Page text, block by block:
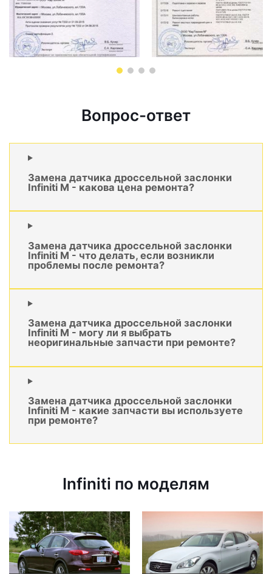
Вопрос-ответ
Замена датчика дроссельной заслонки
Infiniti M - какова цена ремонта?
Замена датчика дроссельной заслонки
Infiniti M - что делать, если возникли
проблемы после ремонта?
Замена датчика дроссельной заслонки
Infiniti M - могу ли я выбрать
неоригинальные запчасти при ремонте?
Замена датчика дроссельной заслонки
Infiniti M - какие запчасти вы используете
при ремонте?
Infiniti по моделям